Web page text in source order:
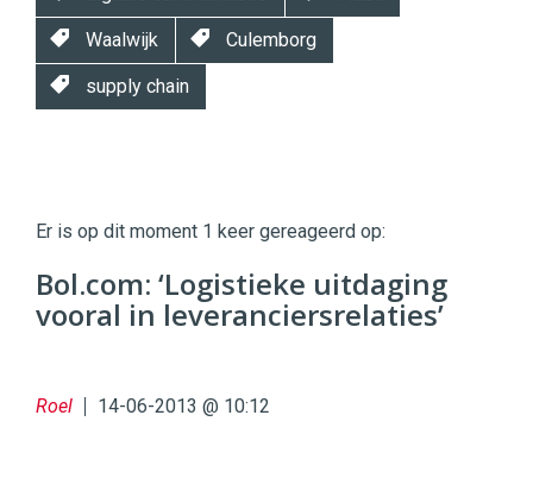
Waalwijk Culemborg
supply chain
|
Digital
Commercehttps://twinklemagazine.nl
9654
Er is op dit moment 1 keer gereageerd op:
Bol.com: ‘Logistieke uitdaging
vooral in leveranciersrelaties’
Roel 14-06-2013 @ 10:12